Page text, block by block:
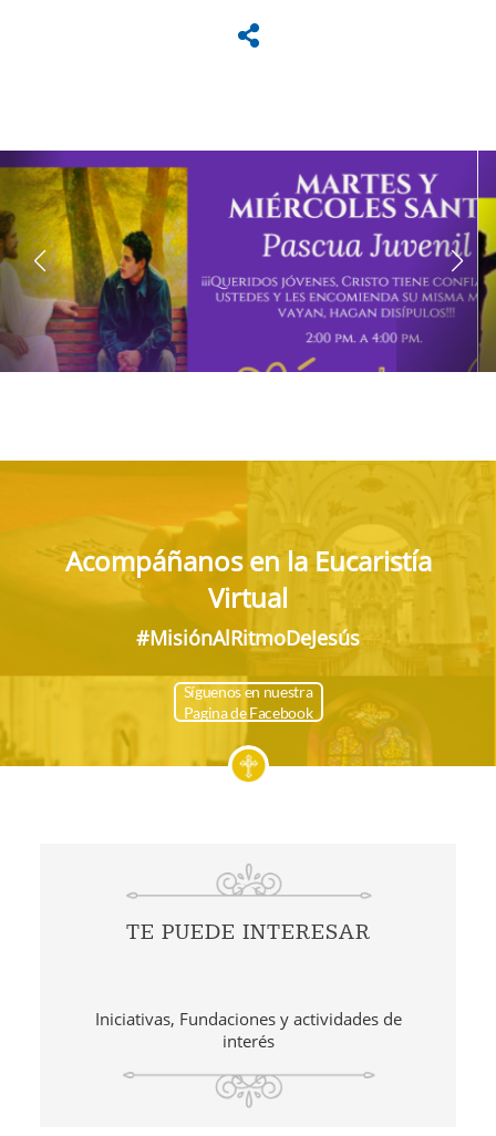
Acompáñanos en la Eucaristía
Virtual
#MisiónAlRitmoDeJesús
Síguenos en nuestra
Pagina de Facebook
TE PUEDE INTERESAR
Iniciativas, Fundaciones y actividades de
interés